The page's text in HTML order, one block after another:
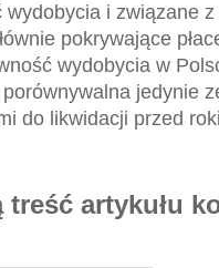
i związane
pokrywające
wydobycia w
jedynie
do likwidacji przed
treść artykułu